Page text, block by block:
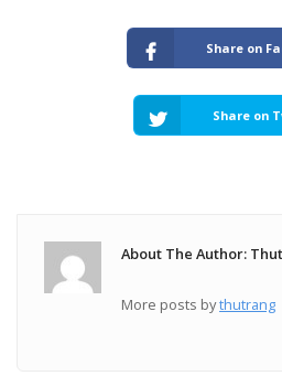
Share on
Share on
About The Author:
More posts bythutrang